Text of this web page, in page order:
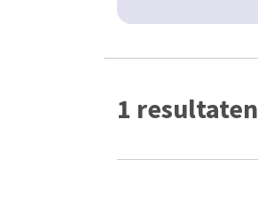
1 resultaten